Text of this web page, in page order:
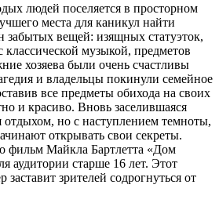
людей поселяется в просторном
места для каникул найти
вещей: изящных статуэток,
музыкой, предметов
хозяева были очень счастливы
и владельцы покинули семейное
все предметы обихода на своих
и красиво. Вновь заселившаяся
отдыхом, но с наступлением темноты,
открывать свои секреты.
фильм Майкла Бартлетта «Дом
аудитории старше 16 лет. Этот
заставит зрителей содрогнуться от